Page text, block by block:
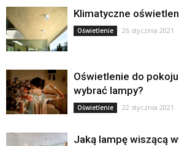
Klimatyczne
Oświetlenie 26 stycznia 2021
Oświetlenie do
wybrać lampy?
Oświetlenie 22 stycznia 2021
Jaką lampę wiszącą